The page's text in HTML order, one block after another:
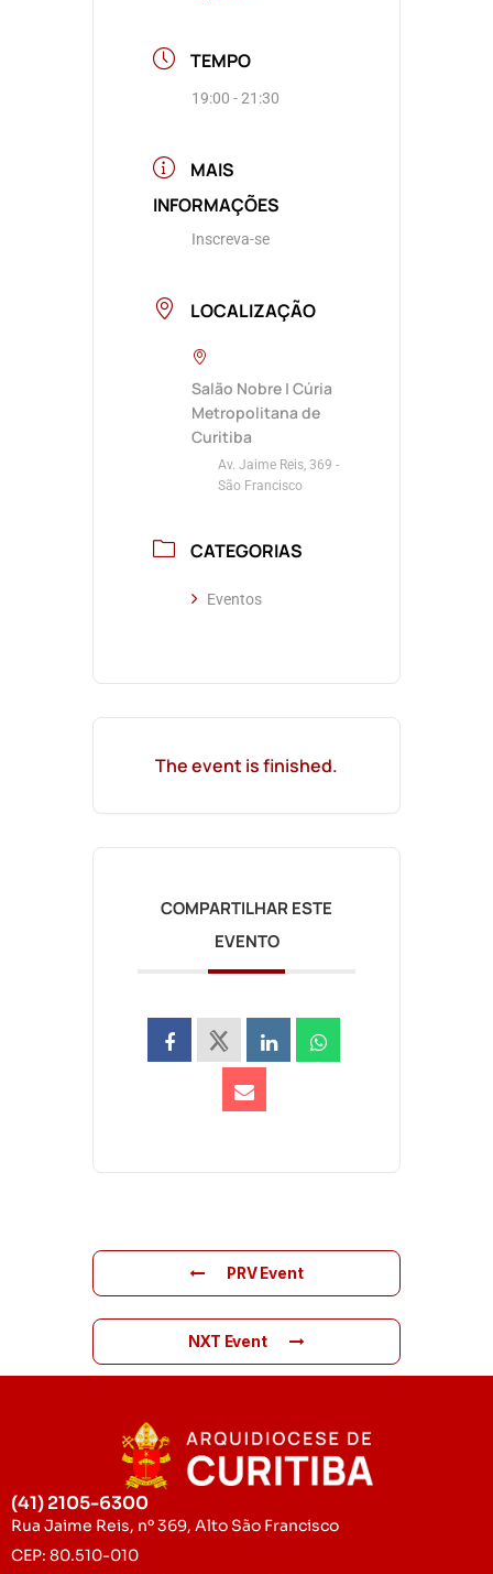
TEMPO
19:00 - 21:30
MAIS
INFORMAÇÕES
Inscreva-se
LOCALIZAÇÃO
Salão Nobre | Cúria
Metropolitana de
Curitiba
Av. Jaime Reis, 369 -
São Francisco
CATEGORIAS
Eventos
The event is finished.
COMPARTILHAR ESTE
EVENTO
PRV Event
NXT Event
(41) 2105-6300
Rua Jaime Reis, nº 369, Alto São Francisco
CEP: 80.510-010